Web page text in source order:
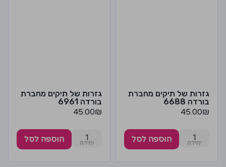
גזרות של תיקים מחברת
בורדה 6688
45.00₪
1 הוספה לסל
גזרות של תיקים מחברת
בורדה 6961
45.00₪
1 הוספה לסל